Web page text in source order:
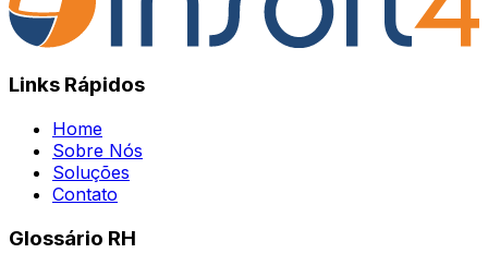
Links Rápidos
Home
Sobre Nós
Soluções
Contato
Glossário RH